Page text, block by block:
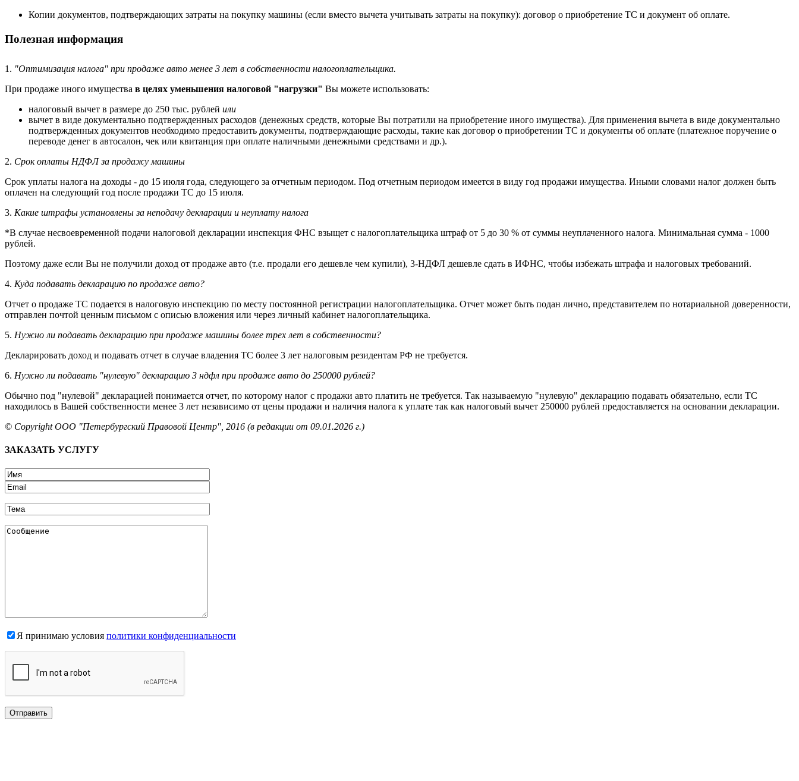
Копии документов, подтверждающих затраты на покупку машины (если вместо вычета учитывать затраты на покупку): договор о приобретение ТС и документ об оплате.
Полезная информация
1. "Оптимизация налога" при продаже авто менее 3 лет в собственности налогоплательщика.
При продаже иного имущества в целях уменьшения налоговой "нагрузки" Вы можете использовать:
налоговый вычет в размере до 250 тыс. рублей или
вычет в виде документально подтвержденных расходов (денежных средств, которые Вы потратили на приобретение иного имущества). Для применения вычета в виде документально
подтвержденных документов необходимо предоставить документы, подтверждающие расходы, такие как договор о приобретении ТС и документы об оплате (платежное поручение о
переводе денег в автосалон, чек или квитанция при оплате наличными денежными средствами и др.).
2. Срок оплаты НДФЛ за продажу машины
Срок уплаты налога на доходы - до 15 июля года, следующего за отчетным периодом. Под отчетным периодом имеется в виду год продажи имущества. Иными словами налог должен быть
оплачен на следующий год после продажи ТС до 15 июля.
3. Какие штрафы установлены за неподачу декларации и неуплату налога
*В случае несвоевременной подачи налоговой декларации инспекция ФНС взыщет с налогоплательщика штраф от 5 до 30 % от суммы неуплаченного налога. Минимальная сумма - 1000
рублей.
Поэтому даже если Вы не получили доход от продаже авто (т.е. продали его дешевле чем купили), 3-НДФЛ дешевле сдать в ИФНС, чтобы избежать штрафа и налоговых требований.
4. Куда подавать декларацию по продаже авто?
Отчет о продаже ТС подается в налоговую инспекцию по месту постоянной регистрации налогоплательщика. Отчет может быть подан лично, представителем по нотариальной доверенности,
отправлен почтой ценным письмом с описью вложения или через личный кабинет налогоплательщика.
5. Нужно ли подавать декларацию при продаже машины более трех лет в собственности?
Декларировать доход и подавать отчет в случае владения ТС более 3 лет налоговым резидентам РФ не требуется.
6. Нужно ли подавать "нулевую" декларацию 3 ндфл при продаже авто до 250000 рублей?
Обычно под "нулевой" декларацией понимается отчет, по которому налог с продажи авто платить не требуется. Так называемую "нулевую" декларацию подавать обязательно, если ТС
находилось в Вашей собственности менее 3 лет независимо от цены продажи и наличия налога к уплате так как налоговый вычет 250000 рублей предоставляется на основании декларации.
© Copyright ООО "Петербургский Правовой Центр", 2016 (в редакции от 09.01.2026 г.)
ЗАКАЗАТЬ УСЛУГУ
Я принимаю условия политики конфиденциальности